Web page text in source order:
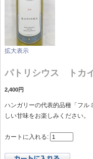
拡大表示
パトリシウス トカ
2,400円
ハンガリーの代表的品種「フル
しい甘味をお楽しみください。
カートに入れる: